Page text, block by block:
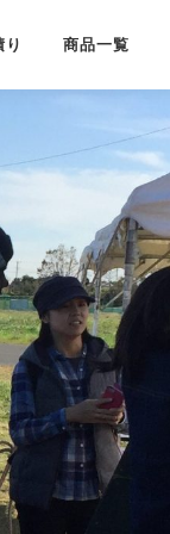
り 商品一覧